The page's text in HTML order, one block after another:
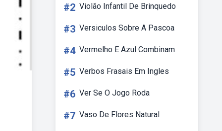
#2 Violão Infantil De Brinquedo
#3 Versiculos Sobre A Pascoa
#4 Vermelho E Azul Combinam
#5 Verbos Frasais Em Ingles
#6 Ver Se O Jogo Roda
#7 Vaso De Flores Natural